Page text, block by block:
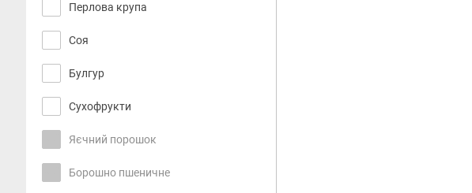
Перлова крупа
Соя
Булгур
Сухофрукти
Яєчний порошок
Борошно пшеничне